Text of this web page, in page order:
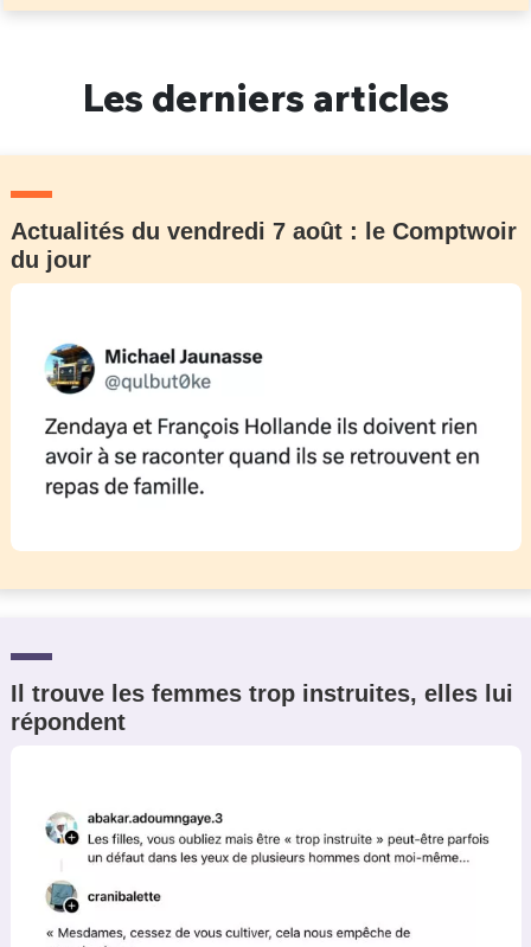
Les derniers articles
Actualités du vendredi 7 août : le Comptwoir
du jour
Il trouve les femmes trop instruites, elles lui
répondent